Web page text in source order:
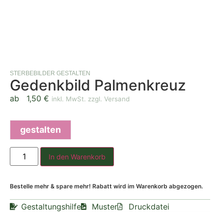
STERBEBILDER GESTALTEN
Gedenkbild Palmenkreuz
ab 1,50 € inkl. MwSt. zzgl. Versand
gestalten
In den Warenkorb
Bestelle mehr & spare mehr! Rabatt wird im Warenkorb abgezogen.
Gestaltungshilfe Muster Druckdatei